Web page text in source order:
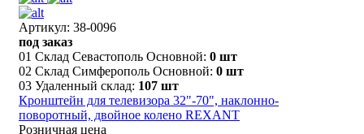
Артикул: 38-0096
под заказ
01 Склад Севастополь Основной: 0 шт
02 Склад Симферополь Основной: 0 шт
03 Удаленный склад: 107 шт
Кронштейн для телевизора 32"-70", наклонно-
поворотный, двойное колено REXANT
Розничная цена